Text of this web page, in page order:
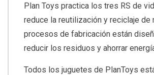
Plan Toys practica los tres RS de
reduce la reutilización y reciclaje de
procesos de fabricación están
reducir los residuos y ahorrar
Todos los juguetes de PlanToys